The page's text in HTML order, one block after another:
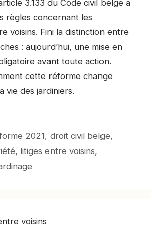
3.133 du Code civil belge a
règles concernant les
voisins. Fini la distinction entre
: aujourd’hui, une mise en
avant toute action.
cette réforme change
vie des jardiniers.
2021,droit civil belge,
, litiges entre voisins,
voisins